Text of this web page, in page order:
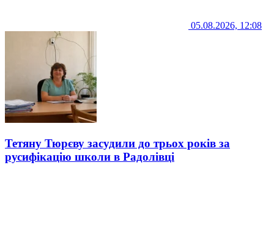
05.08.2026, 12:08
Тетяну Тюрєву засудили до трьох років за
русифікацію школи в Радолівці